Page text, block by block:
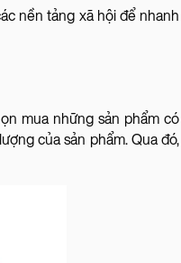
nền tảng xã hội để nhanh
mua những sản phẩm có
của sản phẩm. Qua đó,